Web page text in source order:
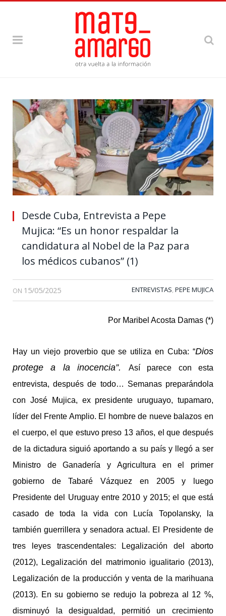
Desde Cuba, Entrevista a Pepe
Mujica: “Es un honor respaldar la
candidatura al Nobel de la Paz para
los médicos cubanos” (1)
ON 15/05/2025 ENTREVISTAS, PEPE MUJICA
Por Maribel Acosta Damas (*)
Hay un viejo proverbio que se utiliza en Cuba: “Dios
protege a la inocencia”.
Así parece con esta
entrevista, después de todo… Semanas preparándola
con José Mujica, ex presidente uruguayo, tupamaro,
líder del Frente Amplio. El hombre de nueve balazos en
el cuerpo, el que estuvo preso 13 años, el que después
de la dictadura siguió aportando a su país y llegó a ser
Ministro de Ganadería y Agricultura en el primer
gobierno de Tabaré Vázquez en 2005 y luego
Presidente del Uruguay entre 2010 y 2015; el que está
casado de toda la vida con Lucía Topolansky, la
también guerrillera y senadora actual. El Presidente de
tres leyes trascendentales: Legalización del aborto
(2012), Legalización del matrimonio igualitario (2013),
Legalización de la producción y venta de la marihuana
(2013). En su gobierno se redujo la pobreza al 12 %,
disminuyó la desigualdad, permitió un crecimiento